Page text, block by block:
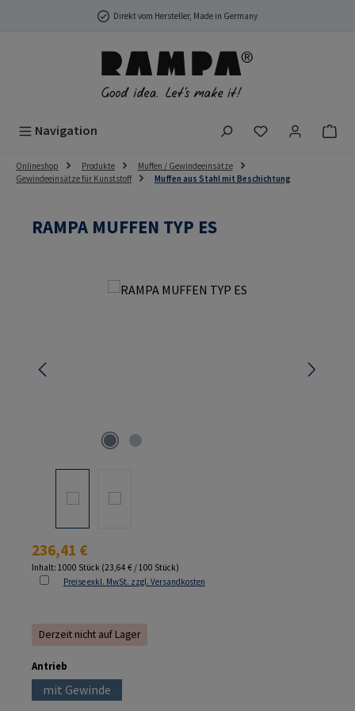
Zum Hauptinhalt springenDirekt vom Hersteller, Made in Germany
Navigation Du hast 0
Onlineshop Produkte
Muffen / Gewindeeinsätze
Gewindeeinsätze für Kunststoff
Muffen aus Stahl mit Beschichtung
RAMPA MUFFEN TYP ES
Bildergalerie überspringen
Regulärer Preis:
236,41 €
Inhalt: 1000 Stück (23,64 € / 100 Stück)
Preise exkl. MwSt. zzgl. Versandkosten
Derzeit nicht auf Lager
Antrieb
mit Gewinde(Diese Option ist zurzeit nicht verfügbar.)